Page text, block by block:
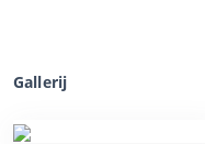
Gallerij